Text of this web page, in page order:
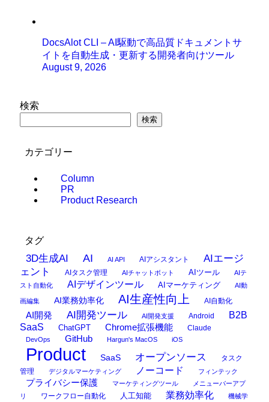
DocsAlot CLI – AI駆動で高品質ドキュメントサ
イトを自動生成・更新する開発者向けツール
August 9, 2026
検索
検索
カテゴリー
Column
PR
Product Research
タグ
3D生成AI AI AI API AIアシスタント
AIエージ
ェント
AIタスク管理 AIチャットボット AIツール
AIテ
スト自動化
AIデザインツール AIマーケティング AI動
画編集 AI業務効率化 AI生産性向上 AI自動化
AI開発 AI開発ツール AI開発支援 Android
B2B
SaaS
ChatGPT Chrome拡張機能 Claude
DevOps GitHub Hargun's MacOS iOS
Product SaaS オープンソース
タスク
管理
デジタルマーケティング ノーコード フィンテック
プライバシー保護 マーケティングツール
メニューバーアプ
リ
ワークフロー自動化 人工知能 業務効率化 機械学